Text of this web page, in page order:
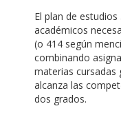
El plan de
académicos
(o 414 según
combinando
materias cursadas
alcanza las
dos grados.